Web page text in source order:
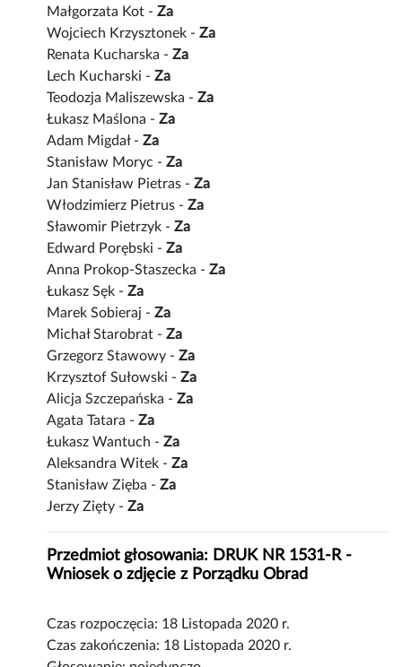
Małgorzata Kot -Za
Wojciech Krzysztonek -Za
Renata Kucharska -Za
Lech Kucharski -Za
Teodozja Maliszewska -Za
Łukasz Maślona -Za
Adam Migdał -Za
Stanisław Moryc -Za
Jan Stanisław Pietras -Za
Włodzimierz Pietrus -Za
Sławomir Pietrzyk -Za
Edward Porębski -Za
Anna Prokop-Staszecka -Za
Łukasz Sęk -Za
Marek Sobieraj -Za
Michał Starobrat -Za
Grzegorz Stawowy -Za
Krzysztof Sułowski -Za
Alicja Szczepańska -Za
Agata Tatara -Za
Łukasz Wantuch -Za
Aleksandra Witek -Za
Stanisław Zięba -Za
Jerzy Zięty -Za
Przedmiot głosowania: DRUK NR 1531-R -
Wniosek o zdjęcie z Porządku Obrad
Czas rozpoczęcia: 18 Listopada 2020 r.
Czas zakończenia: 18 Listopada 2020 r.